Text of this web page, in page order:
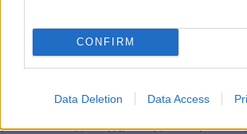
CONFIRM
Data Deletion Data Access
διαμορφώνεται στον αναπτυγμένο
ευτυχίας των νέων ανθρώπων. Το
μοντέλο της σύγχρονης οικογένειας